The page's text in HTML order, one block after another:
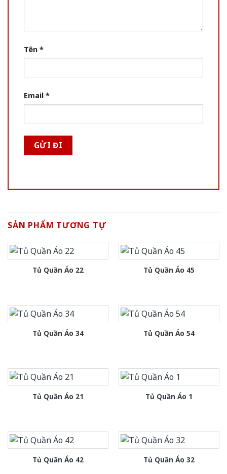
Tên *
Email *
SẢN PHẨM TƯƠNG TỰ
Tủ Quần Áo 22 Tủ Quần Áo 45
Tủ Quần Áo 34 Tủ Quần Áo 54
Tủ Quần Áo 21 Tủ Quần Áo 1
Tủ Quần Áo 42 Tủ Quần Áo 32